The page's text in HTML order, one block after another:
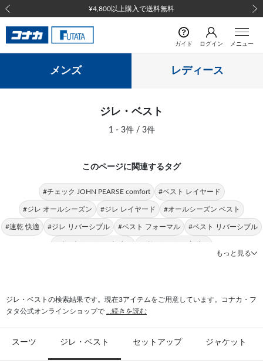
¥4,800以上購入で送料無料
前の画像
ガイド ログイン メニュー
メンズ レディース
ジレ・ベスト
1 - 3件 / 3件
このページに関連するタグ
#チェック JOHN PEARSE comfort #ベスト レイヤード
#ジレ オールシーズン #ジレ レイヤード #オールシーズン ベスト
#速乾 快適 #ジレ リバーシブル #ベスト フォーマル #ベスト リバーシブル
#ベスト シャツスタイル #ジレ シャツスタイル
#シャツスタイル レイヤード #パーティー ベスト #快適 ベスト
もっと見る
ジレ・ベストの検索結果です。現在3アイテムをご用意しています。コナカ・フ
タタ公式オンラインショップで
...続きを読む
スーツ ジレ・ベスト セットアップ ジャケット